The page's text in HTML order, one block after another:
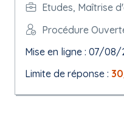
Etudes, Maîtrise
Procédure
Mise en ligne : 07/08/
Limite de réponse :